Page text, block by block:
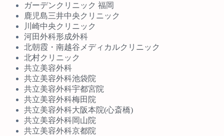
ガーデンクリニック 福岡
鹿児島三井中央クリニック
川崎中央クリニック
河田外科形成外科
北朝霞・南越谷メディカルクリニック
北村クリニック
共立美容外科
共立美容外科池袋院
共立美容外科宇都宮院
共立美容外科梅田院
共立美容外科大阪本院(心斎橋)
共立美容外科岡山院
共立美容外科京都院